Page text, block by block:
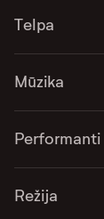
Telpa
Mūzika
Performanti
Režija